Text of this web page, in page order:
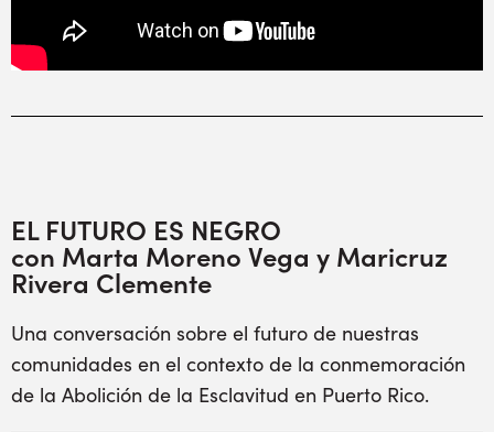
EL FUTURO ES NEGRO
con Marta Moreno Vega y Maricruz
Rivera Clemente
Una conversación sobre el futuro de nuestras
comunidades en el contexto de la conmemoración
de la Abolición de la Esclavitud en Puerto Rico.